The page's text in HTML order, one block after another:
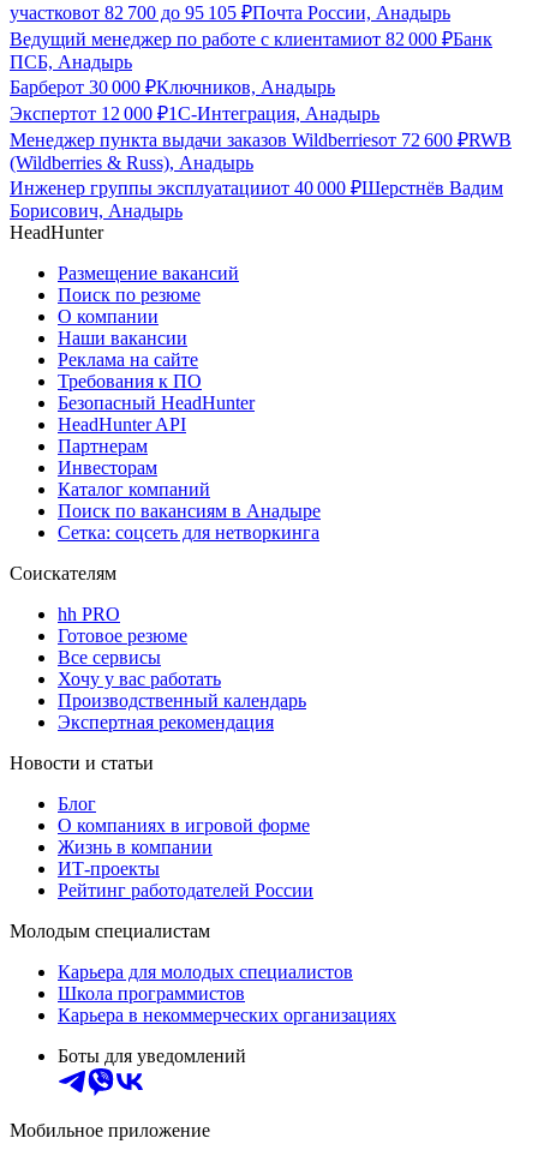
участковот 82 700 до 95 105 ₽Почта России, Анадырь
Ведущий менеджер по работе с клиентамиот 82 000 ₽Банк
ПСБ, Анадырь
Барберот 30 000 ₽Ключников, Анадырь
Экспертот 12 000 ₽1С-Интеграция, Анадырь
Менеджер пункта выдачи заказов Wildberriesот 72 600 ₽RWB
(Wildberries & Russ), Анадырь
Инженер группы эксплуатацииот 40 000 ₽Шерстнёв Вадим
Борисович, Анадырь
HeadHunter
Размещение вакансий
Поиск по резюме
О компании
Наши вакансии
Реклама на сайте
Требования к ПО
Безопасный HeadHunter
HeadHunter API
Партнерам
Инвесторам
Каталог компаний
Поиск по вакансиям в Анадыре
Сетка: соцсеть для нетворкинга
Соискателям
hh PRO
Готовое резюме
Все сервисы
Хочу у вас работать
Производственный календарь
Экспертная рекомендация
Новости и статьи
Блог
О компаниях в игровой форме
Жизнь в компании
ИТ-проекты
Рейтинг работодателей России
Молодым специалистам
Карьера для молодых специалистов
Школа программистов
Карьера в некоммерческих организациях
Боты для уведомлений
Мобильное приложение